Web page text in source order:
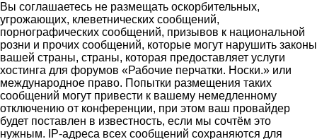
Вы соглашаетесь не размещать оскорбительных,
угрожающих, клеветнических сообщений,
порнографических сообщений, призывов к национальной
розни и прочих сообщений, которые могут нарушить законы
вашей страны, страны, которая предоставляет услуги
хостинга для форумов «Рабочие перчатки. Носки.» или
международное право. Попытки размещения таких
сообщений могут привести к вашему немедленному
отключению от конференции, при этом ваш провайдер
будет поставлен в известность, если мы сочтём это
нужным. IP-адреса всех сообщений сохраняются для